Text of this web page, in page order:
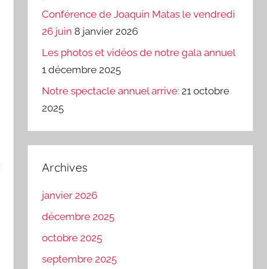
Conférence de Joaquin Matas le vendredi
26 juin 8 janvier 2026
Les photos et vidéos de notre gala annuel
1 décembre 2025
Notre spectacle annuel arrive: 21 octobre
2025
Archives
janvier 2026
décembre 2025
octobre 2025
septembre 2025